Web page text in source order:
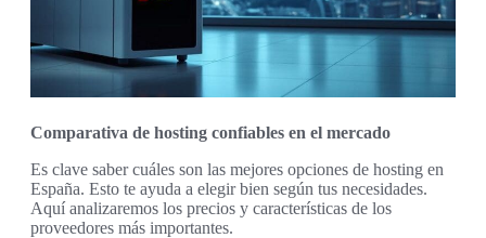
Comparativa de hosting confiables en el mercado
Es clave saber cuáles son las mejores opciones de hosting en
España. Esto te ayuda a elegir bien según tus necesidades.
Aquí analizaremos los precios y características de los
proveedores más importantes.